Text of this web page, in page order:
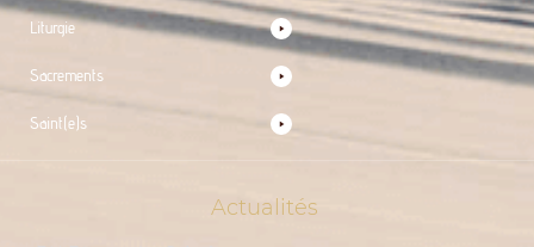
Liturgie
Sacrements
Saint(e)s
Actualités